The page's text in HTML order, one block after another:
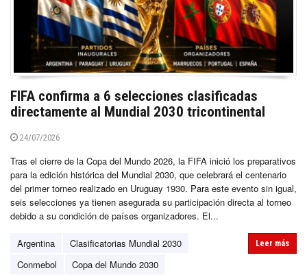
FIFA confirma a 6 selecciones clasificadas
directamente al Mundial 2030 tricontinental
24/07/2026
Tras el cierre de la Copa del Mundo 2026, la FIFA inició los preparativos
para la edición histórica del Mundial 2030, que celebrará el centenario
del primer torneo realizado en Uruguay 1930. Para este evento sin igual,
seis selecciones ya tienen asegurada su participación directa al torneo
debido a su condición de países organizadores. El...
Argentina
Clasificatorias Mundial 2030
Conmebol
Copa del Mundo 2030
Leer más